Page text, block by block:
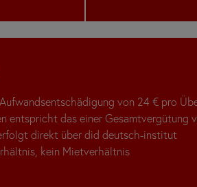
von 24 € pro
entspricht das einer Gesamtvergütung
direkt über did deutsch-institut
kein Mietverhältnis